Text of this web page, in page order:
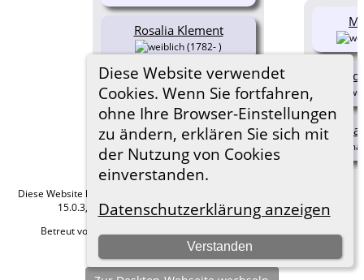
Diese Website verwendet
Cookies. Wenn Sie fortfahren,
ohne Ihre Browser-Einstellungen
zu ändern, erklären Sie sich mit
der Nutzung von Cookies
einverstanden.
Datenschutzerklärung anzeigen
Verstanden
Rosalia Klement
(1782- )
Diese Website läuft mit
15.0.3, programmiert von Darrin Lythgoe © 2001-2026.
Betreut von
Hier geht es zum Impressum